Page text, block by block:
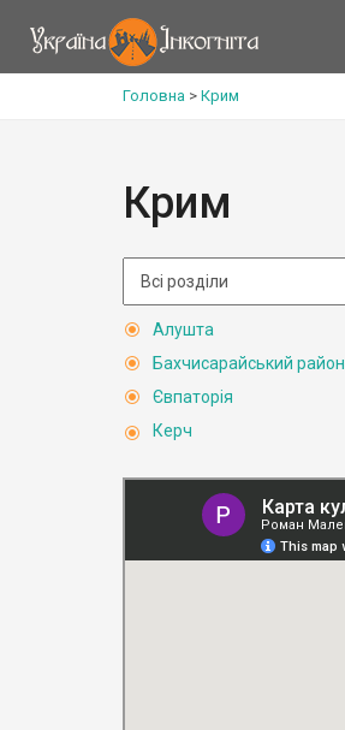
Головна > Крим
Крим
Алушта
Бахчисарайський район
Євпаторія
Керч